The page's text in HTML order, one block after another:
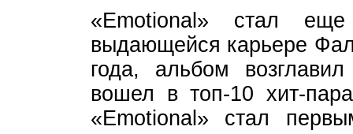
«Emotional» стал
выдающейся карьере
года, альбом
вошел в топ-10 хит-
«Emotional» стал